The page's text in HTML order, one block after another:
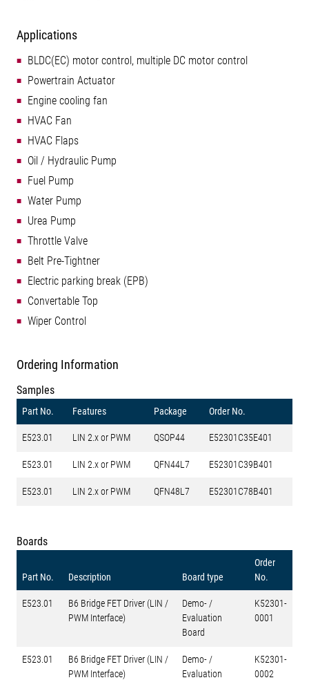
Applications
BLDC(EC) motor control, multiple DC motor control
Powertrain Actuator
Engine cooling fan
HVAC Fan
HVAC Flaps
Oil / Hydraulic Pump
Fuel Pump
Water Pump
Urea Pump
Throttle Valve
Belt Pre-Tightner
Electric parking break (EPB)
Convertable Top
Wiper Control
Ordering Information
Samples
Part No. Features Package Order No.
E523.01 LIN 2.x or PWM QSOP44 E52301C35E401
E523.01 LIN 2.x or PWM QFN44L7 E52301C39B401
E523.01 LIN 2.x or PWM QFN48L7 E52301C78B401
Boards
Part No. Description Board type
Order
No.
E523.01
B6 Bridge FET Driver (LIN /
PWM Interface)
Demo- /
Evaluation
Board
K52301-
0001
E523.01
B6 Bridge FET Driver (LIN /
PWM Interface)
Demo- /
Evaluation
K52301-
0002